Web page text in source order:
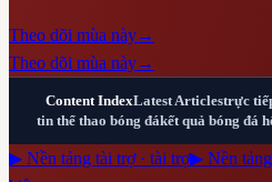
Theo dõi mùa này→
Theo dõi mùa này→
Content IndexLatest Articlestrực
tin thể thao bóng đákết quả bóng đá
▶ Nền tảng tài trợ · tài trợ▶ Nền